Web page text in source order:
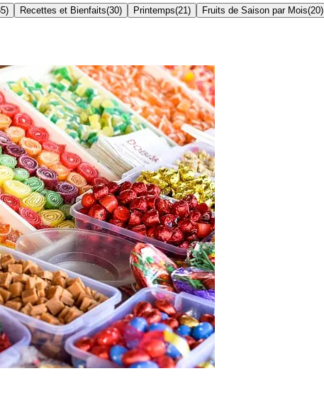
) Recettes et Bienfaits(30) Printemps(21 ) Fruits de Saison par Mois(20)